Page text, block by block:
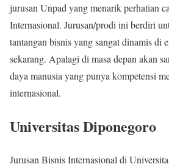
jurusan Unpad yang menarik perhatian
Internasional. Jurusan/prodi ini berdiri
tantangan bisnis yang sangat dinamis di
sekarang. Apalagi di masa depan akan
daya manusia yang punya kompetensi
internasional.
Universitas Diponegoro
Jurusan Bisnis Internasional di